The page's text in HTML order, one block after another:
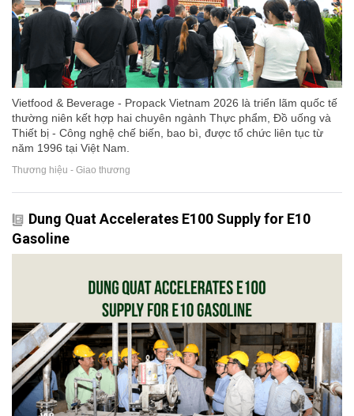
Vietfood & Beverage - Propack Vietnam 2026 là triển lãm quốc tế
thường niên kết hợp hai chuyên ngành Thực phẩm, Đồ uống và
Thiết bị - Công nghệ chế biến, bao bì, được tổ chức liên tục từ
năm 1996 tại Việt Nam.
Thương hiệu - Giao thương
Dung Quat Accelerates E100 Supply for E10
Gasoline